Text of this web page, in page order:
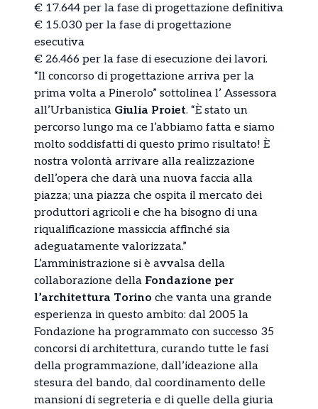
€ 17.644 per la fase di progettazione definitiva
€ 15.030 per la fase di progettazione
esecutiva
€ 26.466 per la fase di esecuzione dei lavori.
“Il concorso di progettazione arriva per la
prima volta a Pinerolo” sottolinea l’ Assessora
all’Urbanistica Giulia Proiet. “È stato un
percorso lungo ma ce l’abbiamo fatta e siamo
molto soddisfatti di questo primo risultato! È
nostra volontà arrivare alla realizzazione
dell’opera che darà una nuova faccia alla
piazza; una piazza che ospita il mercato dei
produttori agricoli e che ha bisogno di una
riqualificazione massiccia affinché sia
adeguatamente valorizzata.”
L’amministrazione si è avvalsa della
collaborazione della Fondazione per
l’architettura Torino che vanta una grande
esperienza in questo ambito: dal 2005 la
Fondazione ha programmato con successo 35
concorsi di architettura, curando tutte le fasi
della programmazione, dall’ideazione alla
stesura del bando, dal coordinamento delle
mansioni di segreteria e di quelle della giuria